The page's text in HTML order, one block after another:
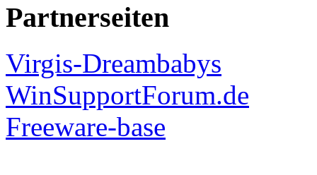
Partnerseiten
Virgis-Dreambabys
WinSupportForum.de
Freeware-base